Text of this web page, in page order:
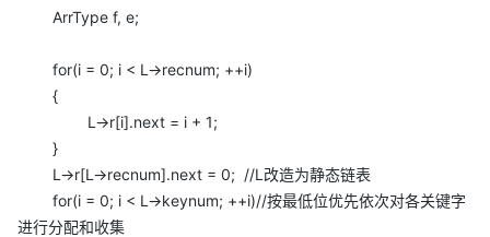
ArrType f, e;
for(i = 0; i < L->recnum; ++i)
{
L->r[i].next = i + 1;
}
L->r[L->recnum].next = 0; //L改造为静态链表
for(i = 0; i < L->keynum; ++i)//按最低位优先依次对各关键字
进行分配和收集